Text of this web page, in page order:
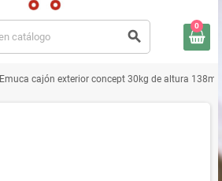
search
0
Emuca cajón exterior concept 30kg de altura